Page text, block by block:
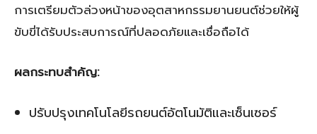
การเตรียมตัวล่วงหน้าของอุตสาหกรรมยานยนต์ช่วยให้ผู้
ขับขี่ได้รับประสบการณ์ที่ปลอดภัยและเชื่อถือได้
ผลกระทบสำคัญ:
ปรับปรุงเทคโนโลยีรถยนต์อัตโนมัติและเซ็นเซอร์